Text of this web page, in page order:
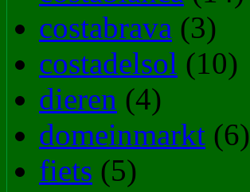
costabrava (3)
costadelsol (10)
dieren (4)
domeinmarkt (6)
fiets (5)